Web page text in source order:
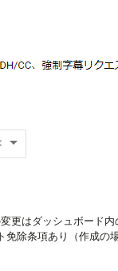
更はダッシュボード
除条項あり（作成の